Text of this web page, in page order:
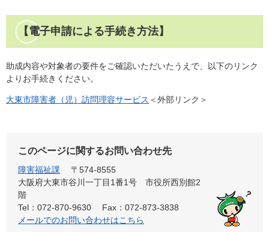
【電子申請による手続き方法】
助成内容や対象者の要件をご確認いただいたうえで、以下のリンク
よりお手続きください。​
大東市障害者（児）訪問理容サービス ＜外部リンク＞
このページに関するお問い合わせ先
障害福祉課
〒574-8555
大阪府大東市谷川一丁目1番1号 市役所西別館2
階
Tel：072-870-9630
Fax：072-873-3838
メールでのお問い合わせはこちら